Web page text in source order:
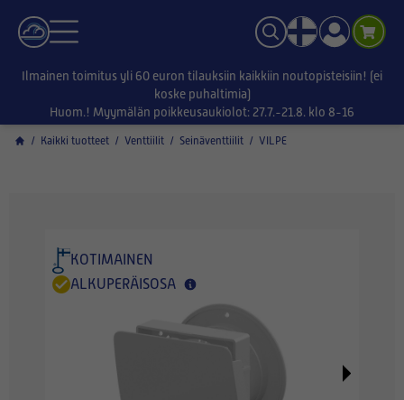
Ilmainen toimitus yli 60 euron tilauksiin kaikkiin noutopisteisiin! (ei
koske puhaltimia)
Huom.! Myymälän poikkeusaukiolot: 27.7.-21.8. klo 8-16
/ Kaikki tuotteet / Venttiilit / Seinäventtiilit / VILPE
KOTIMAINEN
ALKUPERÄISOSA